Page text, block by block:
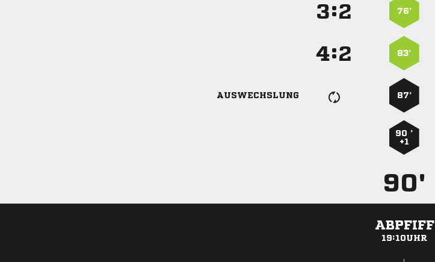
: 76’
: 83’
AUSWECHSLUNG 87’
90 ’
+1
90'
ABPFIFF
19:10UHR